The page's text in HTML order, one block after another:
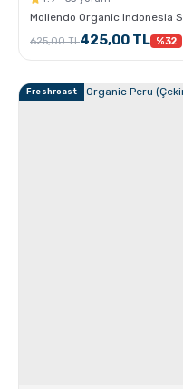
Moliendo Organic Indonesia
625,00 TL425,00 TL %32
Freshroast